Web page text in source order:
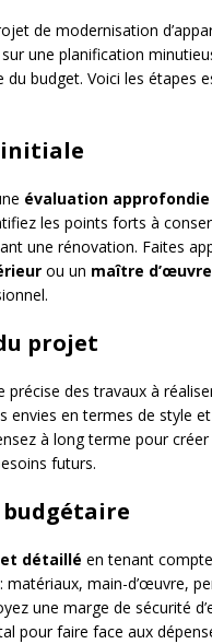
de modernisation
une planification
du budget. Voici les étapes
initiale
évaluation approfondie
les points forts à
une rénovation. Faites
ou un maître d’œuvre
projet
précise des travaux à
envies en termes de style
à long terme pour créer
futurs.
détaillé en tenant
matériaux, main-d’œuvre,
une marge de sécurité
pour faire face aux